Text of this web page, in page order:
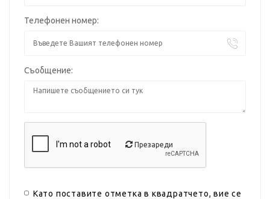
Телефонен номер:
Съобщение:
Презареди
Като поставите отметка в квадратчето, вие се